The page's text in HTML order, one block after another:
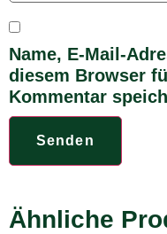
Name, E-Mail-
diesem Browser
Kommentar
Ähnliche